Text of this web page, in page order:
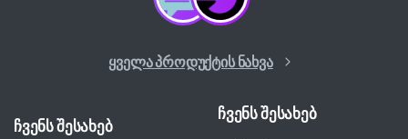
ყველა პროდუქტის ნახვა
ჩვენსშესახებ
ჩვენსშესახებ